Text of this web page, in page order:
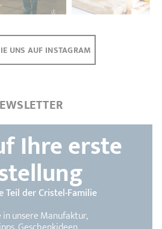
Ihre erste
Teil der Cristel-Familie
in unsere Manufaktur,
UNS AUF INSTAGRAM